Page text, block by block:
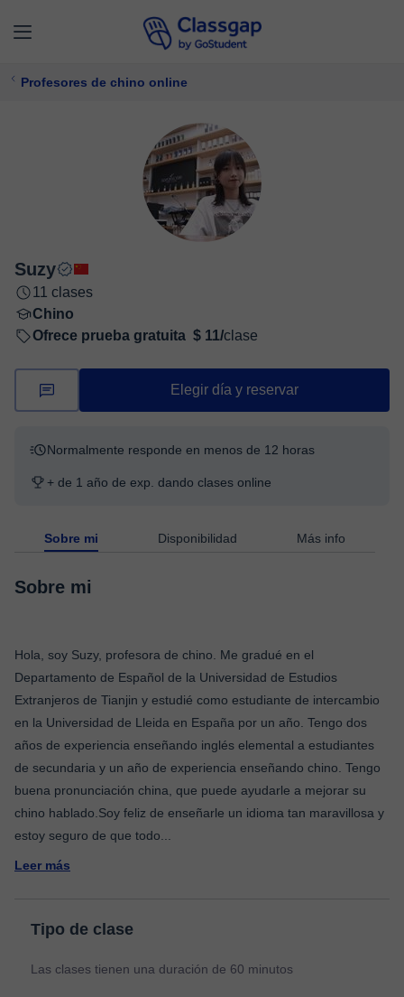
Profesores de chino online
Suzy
11 clases
Chino
Ofrece prueba gratuita $ 11/clase
Elegir día y reservar
Normalmente responde en menos de 12 horas
+ de 1 año de exp. dando clases online
Sobre mi Disponibilidad Más info
Sobre mi
Hola, soy Suzy, profesora de chino. Me gradué en el
Departamento de Español de la Universidad de Estudios
Extranjeros de Tianjin y estudié como estudiante de intercambio
en la Universidad de Lleida en España por un año. Tengo dos
años de experiencia enseñando inglés elemental a estudiantes
de secundaria y un año de experiencia enseñando chino. Tengo
buena pronunciación china, que puede ayudarle a mejorar su
chino hablado.Soy feliz de enseñarle un idioma tan maravillosa y
estoy seguro de que todo
Leer más
Tipo de clase
Las clases tienen una duración de 60 minutos